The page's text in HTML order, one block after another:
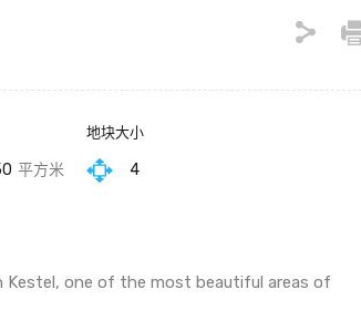
平方米
地块大小
4
Kestel, one of the most beautiful areas of